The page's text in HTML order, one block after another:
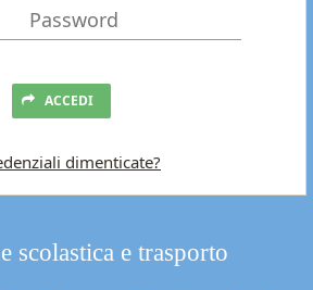
scolastica e trasporto
ACCEDI
dimenticate?